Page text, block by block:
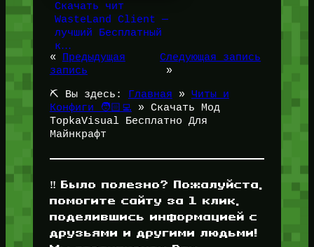
Скачать чит
WasteLand Client —
лучший Бесплатный
к…
«
Предыдущая
запись
Следующая запись
»
⛏️ Вы здесь: Главная » Читы и
Конфиги 🧑🏻‍💻 » Скачать Мод
TopkaVisual Бесплатно Для
Майнкрафт
‼️ Было полезно? Пожалуйста,
помогите сайту за 1 клик,
поделившись информацией с
друзьями и другими людьми!